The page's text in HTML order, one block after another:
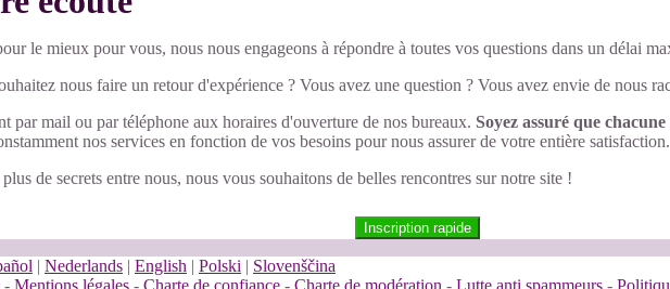
le mieux pour vous, nous nous engageons à répondre à toutes vos questions dans un délai
nous faire un retour d'expérience ? Vous avez une question ? Vous avez envie de nous
par mail ou par téléphone aux horaires d'ouverture de nos bureaux. Soyez assuré que
nos services en fonction de vos besoins pour nous assurer de votre entière satisfaction.
de secrets entre nous, nous vous souhaitons de belles rencontres sur notre site !
Inscription rapide
| Nederlands | English | Polski | Slovenščina
- Mentions légales - Charte de confiance - Charte de modération - Lutte anti spammeurs -